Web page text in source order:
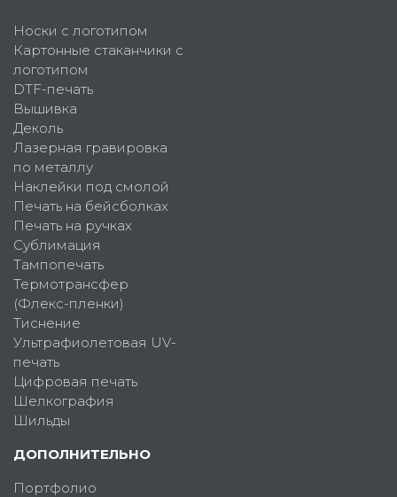
Носки с логотипом
Картонные стаканчики с
логотипом
DTF-печать
Вышивка
Деколь
Лазерная гравировка
по металлу
Наклейки под смолой
Печать на бейсболках
Печать на ручках
Сублимация
Тампопечать
Термотрансфер
(Флекс-пленки)
Тиснение
Ультрафиолетовая UV-
печать
Цифровая печать
Шелкография
Шильды
ДОПОЛНИТЕЛЬНО
Портфолио